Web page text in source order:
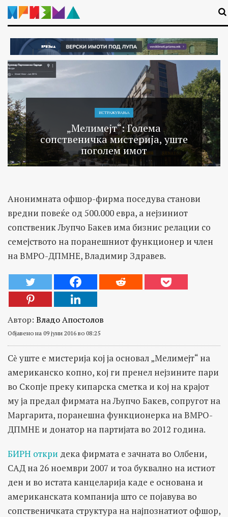
ИСТРАЖУВАЊA
„Мелимејт“: Голема
сопственичка мистерија, уште
поголем имот
Анонимната офшoр-фирма поседува станови
вредни повеќе од 500.000 евра, а нејзиниот
сопственик Љупчо Бакев има бизнис релации со
семејството на поранешниот функционер и член
на ВМРО-ДПМНЕ, Владимир Здравев.
Автор: Владо Апостолов
Објавено на 09 јуни 2016 во 08:25
Сѐ уште е мистерија кој ја основал „Мелимејт“ на
американско копно, кој ги пренел нејзините пари
во Скопје преку кипарска сметка и кој на крајот
му ја предал фирмата на Љупчо Бакев, сопругот на
Маргарита, поранешна функционерка на ВМРО-
ДПМНЕ и донатор на партијата во 2012 година.
БИРН откри дека фирмата е зачната во Олбени,
САД на 26 ноември 2007 и тоа буквално на истиот
ден и во истата канцеларија каде е основана и
американската компанија што се појавува во
сопственичката структура на најпознатиот офшор,